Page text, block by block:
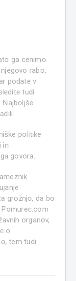
ga cenimo.
rabo,
podate v
tudi
Najboljše
politike
in
govora.
grožnjo, da bo
Pomurec.com
organov,
o
tem tudi